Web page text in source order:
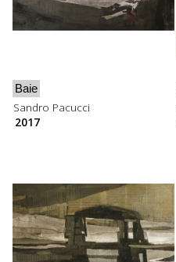
Baie
Sandro Pacucci
2017